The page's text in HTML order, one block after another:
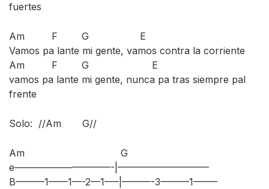
fuertes
Am F G E
Vamos pa lante mi gente, vamos contra la corriente
Am F G E
vamos pa lante mi gente, nunca pa tras siempre pal
frente
Solo: //Am G//
Am G
e——————————-|—————————–
B———1——1—-2—1—–|———-3———1——–